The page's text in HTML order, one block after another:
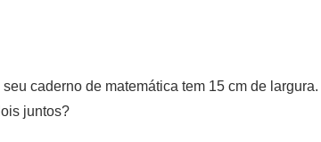
caderno de matemática tem 15 cm de largura.
juntos?